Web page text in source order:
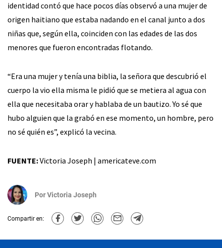
identidad contó que hace pocos días observó a una mujer de
origen haitiano que estaba nadando en el canal junto a dos
niñas que, según ella, coinciden con las edades de las dos
menores que fueron encontradas flotando.
“Era una mujer y tenía una biblia, la señora que descubrió el
cuerpo la vio ella misma le pidió que se metiera al agua con
ella que necesitaba orar y hablaba de un bautizo. Yo sé que
hubo alguien que la grabó en ese momento, un hombre, pero
no sé quién es”, explicó la vecina.
FUENTE:Victoria Joseph | americateve.com
PorVictoria Joseph
Compartir en: